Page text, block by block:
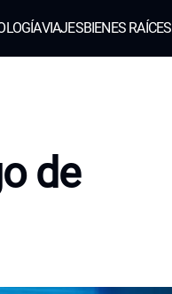
VIAJESBIENES RAÍCES
de